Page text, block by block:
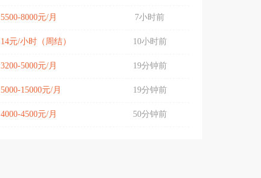
5500-8000元/月 7小时前
14元/小时（周结） 10小时前
3200-5000元/月 19分钟前
5000-15000元/月 19分钟前
4000-4500元/月 50分钟前